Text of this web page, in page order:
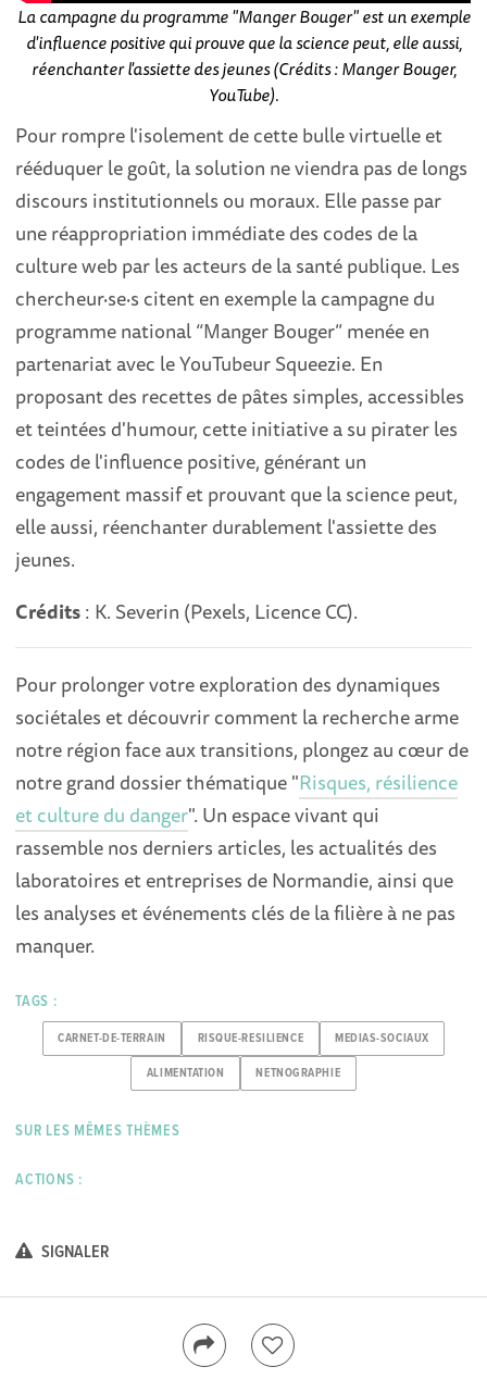
La campagne du programme "Manger Bouger" est un exemple
d'influence positive qui prouve que la science peut, elle aussi,
réenchanter l'assiette des jeunes (Crédits : Manger Bouger,
YouTube).
Pour rompre l'isolement de cette bulle virtuelle et
rééduquer le goût, la solution ne viendra pas de longs
discours institutionnels ou moraux. Elle passe par
une réappropriation immédiate des codes de la
culture web par les acteurs de la santé publique. Les
chercheur·se·s citent en exemple la campagne du
programme national “Manger Bouger” menée en
partenariat avec le YouTubeur Squeezie. En
proposant des recettes de pâtes simples, accessibles
et teintées d'humour, cette initiative a su pirater les
codes de l'influence positive, générant un
engagement massif et prouvant que la science peut,
elle aussi, réenchanter durablement l'assiette des
jeunes.
Crédits: K. Severin (Pexels, Licence CC).
Pour prolonger votre exploration des dynamiques
sociétales et découvrir comment la recherche arme
notre région face aux transitions, plongez au cœur de
notre grand dossier thématique "Risques, résilience
et culture du danger". Un espace vivant qui
rassemble nos derniers articles, les actualités des
laboratoires et entreprises de Normandie, ainsi que
les analyses et événements clés de la filière à ne pas
manquer.
TAGS :
CARNET-DE-TERRAIN RISQUE-RESILIENCE MEDIAS-SOCIAUX
ALIMENTATION NETNOGRAPHIE
SUR LES MÊMES THÈMES
ACTIONS :
SIGNALER